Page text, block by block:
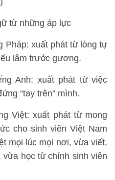
từ những áp lực
Pháp: xuất phát từ lòng tự
lâm trước gương.
Anh: xuất phát từ việc
“tay trên” mình.
Việt: xuất phát từ mong
cho sinh viên Việt Nam
mọi lúc mọi nơi, vừa viết,
học từ chính sinh viên